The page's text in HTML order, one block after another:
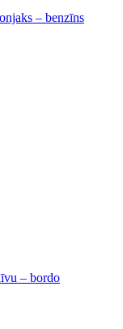
– benzīns
– bordo